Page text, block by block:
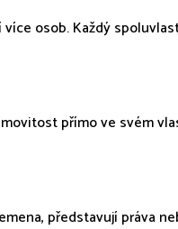
osob. Každý
přímo ve svém
představují